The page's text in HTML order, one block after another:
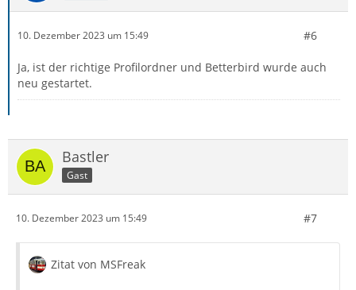
10. Dezember 2023 um 15:49 #6
Ja, ist der richtige Profilordner und Betterbird wurde auch
neu gestartet.
Bastler
Gast
10. Dezember 2023 um 15:49 #7
Zitat von MSFreak